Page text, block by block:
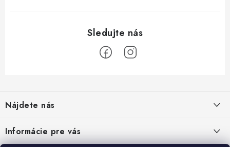
p
ä
t
Nájdete nás
Informácie pre vás